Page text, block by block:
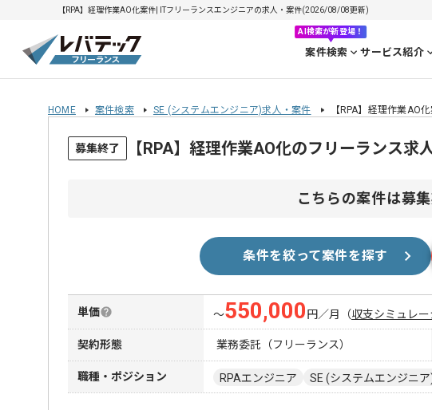
【RPA】経理作業AO化案件| ITフリーランスエンジニアの求人・案件(2026/08/08更新)
AI検索が新登場！
案件検索 サービス紹介
HOME 案件検索 SE (システムエンジニア)求人・案件 【RPA】経理作業AO
募集終了 【RPA】経理作業AO化のフリーランス求
こちらの案件は募
条件を絞って案件を探す
単価 〜550,000 円／月 （収支シミュレー
契約形態 業務委託（フリーランス）
職種・ポジション RPAエンジニア SE (システムエンジニア